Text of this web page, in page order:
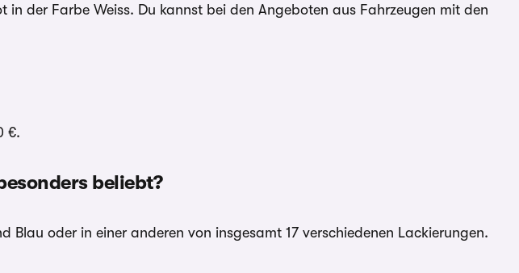
der Farbe Weiss. Du kannst bei den Angeboten aus Fahrzeugen mit den
€.
beliebt?
oder in einer anderen von insgesamt 17 verschiedenen Lackierungen.